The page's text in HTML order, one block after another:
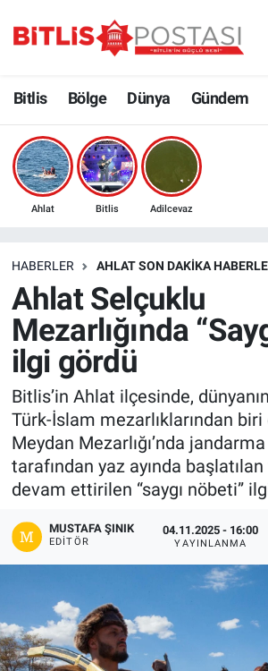
Bitlis Bölge Dünya Gündem
Ahlat Bitlis Adilcevaz
HABERLER AHLAT SON DAKIKA
Ahlat Selçuklu
Mezarlığında
ilgi gördü
Bitlis’in Ahlat ilçesinde,
Türk-İslam mezarlıklarından
Meydan Mezarlığı’nda
tarafından yaz ayında
devam ettirilen “saygı nöbeti”
MUSTAFA ŞINIK
EDITÖR
04.11.2025 - 16:00
YAYINLANMA
Bölge
Çevre
Eğitim
Ekonomi
Genel
Gündem
Kültür-Sanat
Magazin
Politika
Resmi İlanlar
Sağlık
Bitlis Trafik Yoğunluk Haritası
Süper Lig Puan Durumu ve
Son Dakika Haberleri
Haber Arşivi